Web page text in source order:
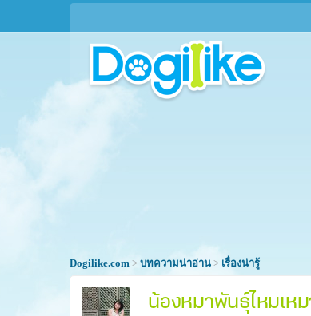
Dogilike.com > บทความน่าอ่าน > เรื่องน่ารู้
น้องหมาพันธุ์ไหมเห